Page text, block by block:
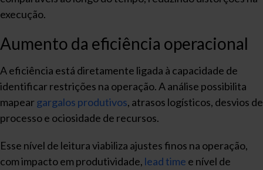
execução.
Aumento da eficiência operacional
A eficiência está diretamente ligada à capacidade de
identificar restrições na operação. A análise possibilita
mapeargargalos produtivos, atrasos logísticos, desvios de
processo e ociosidade de recursos.
Esse nível de leitura viabiliza ajustes finos na operação,
com impacto em produtividade, lead time e nível de